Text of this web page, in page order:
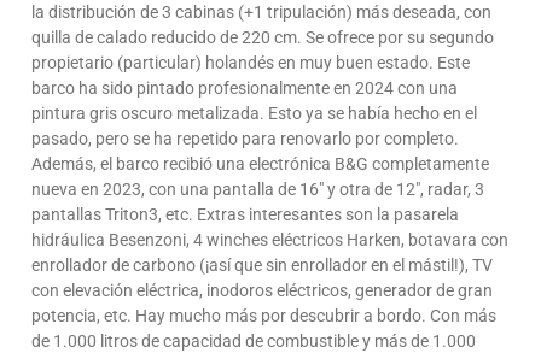
la distribución de 3 cabinas (+1 tripulación) más deseada, con
quilla de calado reducido de 220 cm. Se ofrece por su segundo
propietario (particular) holandés en muy buen estado. Este
barco ha sido pintado profesionalmente en 2024 con una
pintura gris oscuro metalizada. Esto ya se había hecho en el
pasado, pero se ha repetido para renovarlo por completo.
Además, el barco recibió una electrónica B&G completamente
nueva en 2023, con una pantalla de 16" y otra de 12", radar, 3
pantallas Triton3, etc. Extras interesantes son la pasarela
hidráulica Besenzoni, 4 winches eléctricos Harken, botavara con
enrollador de carbono (¡así que sin enrollador en el mástil!), TV
con elevación eléctrica, inodoros eléctricos, generador de gran
potencia, etc. Hay mucho más por descubrir a bordo. Con más
de 1.000 litros de capacidad de combustible y más de 1.000